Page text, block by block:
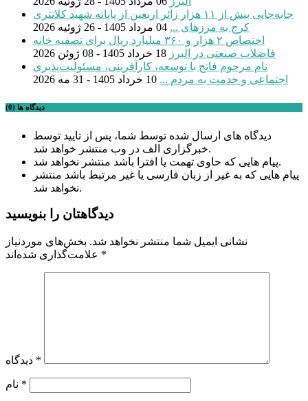
جابه‌جایی بیش از ۱۱ هزار زائر اربعین از پایانه شهید کلانتری
کرج به مرزهای ... 04 مرداد 1405 - 26 ژوئیه 2026
اختصاص ۲ هزار و ۳۶۰ میلیارد ریال برای تصفیه خانه
فاضلاب صنعتی در البرز 18 خرداد 1405 - 08 ژوئن 2026
نام مرحوم فاتح با توسعه، کارآفرینی، مسئولیت‌پذیری
اجتماعی و خدمت به مردم ... 10 خرداد 1405 - 31 مه 2026
دیدگاه ها (0)
دیدگاه های ارسال شده توسط شما، پس از تایید توسط
خبرگزاری الف در وب منتشر خواهد شد.
پیام هایی که حاوی تهمت یا افترا باشد منتشر نخواهد شد.
پیام هایی که به غیر از زبان فارسی یا غیر مرتبط باشد منتشر
نخواهد شد.
دیدگاهتان را بنویسید
نشانی ایمیل شما منتشر نخواهد شد. بخش‌های موردنیاز
*
*
*